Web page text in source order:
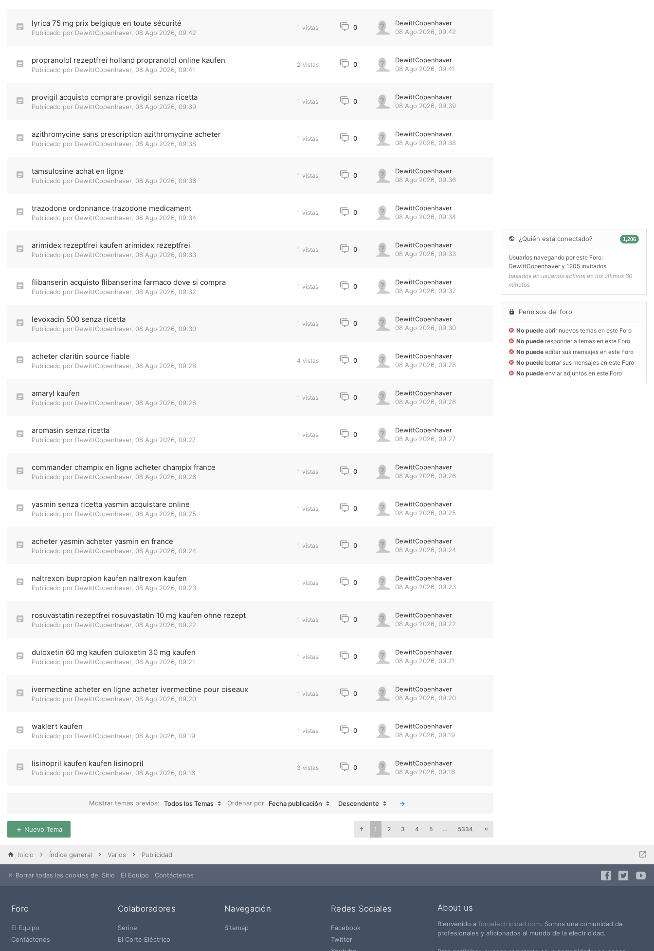
lyrica 75 mg prix belgique en toute sécurité
Publicado por DewittCopenhaver, 08 Ago 2026, 09:42
1 vistas 0
DewittCopenhaver
08 Ago 2026, 09:42
propranolol rezeptfrei holland propranolol online kaufen
Publicado por DewittCopenhaver, 08 Ago 2026, 09:41
2 vistas 0
DewittCopenhaver
08 Ago 2026, 09:41
provigil acquisto comprare provigil senza ricetta
Publicado por DewittCopenhaver, 08 Ago 2026, 09:39
1 vistas 0
DewittCopenhaver
08 Ago 2026, 09:39
azithromycine sans prescription azithromycine acheter
Publicado por DewittCopenhaver, 08 Ago 2026, 09:38
1 vistas 0
DewittCopenhaver
08 Ago 2026, 09:38
tamsulosine achat en ligne
Publicado por DewittCopenhaver, 08 Ago 2026, 09:36
1 vistas 0
DewittCopenhaver
08 Ago 2026, 09:36
trazodone ordonnance trazodone medicament
Publicado por DewittCopenhaver, 08 Ago 2026, 09:34
1 vistas 0
DewittCopenhaver
08 Ago 2026, 09:34
arimidex rezeptfrei kaufen arimidex rezeptfrei
Publicado por DewittCopenhaver, 08 Ago 2026, 09:33
1 vistas 0
DewittCopenhaver
08 Ago 2026, 09:33
flibanserin acquisto flibanserina farmaco dove si compra
Publicado por DewittCopenhaver, 08 Ago 2026, 09:32
1 vistas 0
DewittCopenhaver
08 Ago 2026, 09:32
levoxacin 500 senza ricetta
Publicado por DewittCopenhaver, 08 Ago 2026, 09:30
1 vistas 0
DewittCopenhaver
08 Ago 2026, 09:30
acheter claritin source fiable
Publicado por DewittCopenhaver, 08 Ago 2026, 09:28
4 vistas 0
DewittCopenhaver
08 Ago 2026, 09:28
amaryl kaufen
Publicado por DewittCopenhaver, 08 Ago 2026, 09:28
1 vistas 0
DewittCopenhaver
08 Ago 2026, 09:28
aromasin senza ricetta
Publicado por DewittCopenhaver, 08 Ago 2026, 09:27
1 vistas 0
DewittCopenhaver
08 Ago 2026, 09:27
commander champix en ligne acheter champix france
Publicado por DewittCopenhaver, 08 Ago 2026, 09:26
1 vistas 0
DewittCopenhaver
08 Ago 2026, 09:26
yasmin senza ricetta yasmin acquistare online
Publicado por DewittCopenhaver, 08 Ago 2026, 09:25
1 vistas 0
DewittCopenhaver
08 Ago 2026, 09:25
acheter yasmin acheter yasmin en france
Publicado por DewittCopenhaver, 08 Ago 2026, 09:24
1 vistas 0
DewittCopenhaver
08 Ago 2026, 09:24
naltrexon bupropion kaufen naltrexon kaufen
Publicado por DewittCopenhaver, 08 Ago 2026, 09:23
1 vistas 0
DewittCopenhaver
08 Ago 2026, 09:23
rosuvastatin rezeptfrei rosuvastatin 10 mg kaufen ohne rezept
Publicado por DewittCopenhaver, 08 Ago 2026, 09:22
1 vistas 0
DewittCopenhaver
08 Ago 2026, 09:22
duloxetin 60 mg kaufen duloxetin 30 mg kaufen
Publicado por DewittCopenhaver, 08 Ago 2026, 09:21
1 vistas 0
DewittCopenhaver
08 Ago 2026, 09:21
ivermectine acheter en ligne acheter ivermectine pour oiseaux
Publicado por DewittCopenhaver, 08 Ago 2026, 09:20
1 vistas 0
DewittCopenhaver
08 Ago 2026, 09:20
waklert kaufen
Publicado por DewittCopenhaver, 08 Ago 2026, 09:19
1 vistas 0
DewittCopenhaver
08 Ago 2026, 09:19
lisinopril kaufen kaufen lisinopril
Publicado por DewittCopenhaver, 08 Ago 2026, 09:16
3 vistas 0
DewittCopenhaver
08 Ago 2026, 09:16
Mostrar temas previos: Todos los Temas Ordenar por Fecha publicación Descendente
Nuevo Tema 1 2 3 4 5 … 5334
¿Quién está conectado? 1,206
Usuarios navegando por este Foro:
DewittCopenhaver y 1205 invitados
basados en usuarios activos en los últimos 60
minutos
Permisos del foro
No puede abrir nuevos temas en este Foro
No puede responder a temas en este Foro
No puede editar sus mensajes en este Foro
No puede borrar sus mensajes en este Foro
No puede enviar adjuntos en este Foro
Inicio Índice general Varios Publicidad
Borrar todas las cookies del Sitio El Equipo Contáctenos
Foro
El Equipo
Contáctenos
Colaboradores
Serinel
El Corte Eléctrico
Navegación
Sitemap
Redes Sociales
Facebook
Twitter
About us
Bienvenido a foroelectricidad.com. Somos una comunidad de
profesionales y aficionados al mundo de la electricidad.